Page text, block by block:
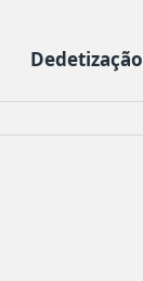
Dedetização